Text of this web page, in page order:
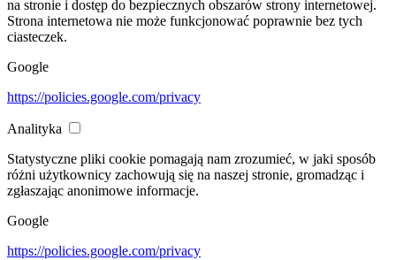
na stronie i dostęp do bezpiecznych obszarów strony internetowej.
Strona internetowa nie może funkcjonować poprawnie bez tych
ciasteczek.
Google
https://policies.google.com/privacy
Analityka
Statystyczne pliki cookie pomagają nam zrozumieć, w jaki sposób
różni użytkownicy zachowują się na naszej stronie, gromadząc i
zgłaszając anonimowe informacje.
Google
https://policies.google.com/privacy